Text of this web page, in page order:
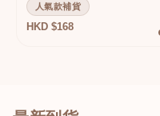
人氣款補貨
HKD $168